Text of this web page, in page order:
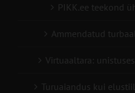
PIKK.ee teekond
Ammendatud
Virtuaaltara:
Turuaiandus kui